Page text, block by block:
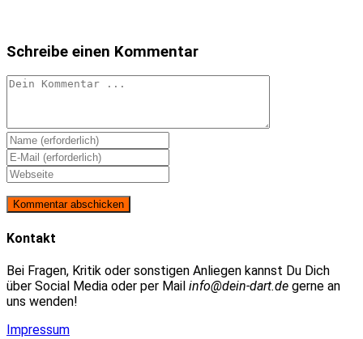
Schreibe einen Kommentar
Kommentieren
Gib
deinen
Namen
oder
Benutzernamen
zum
Kommentieren
ein
Gib
deine
E-
Mail-
Adresse
zum
ein
Gib
Website-
ein
Kontakt
Bei Fragen, Kritik oder sonstigen Anliegen kannst Du Dich
über Social Media oder per Mail info@dein-dart.de gerne an
uns wenden!
Impressum